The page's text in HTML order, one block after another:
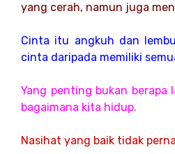
yang cerah, namun juga
Cinta itu angkuh dan
cinta daripada memiliki
Yang penting bukan berapa
bagaimana kita hidup.
Nasihat yang baik tidak